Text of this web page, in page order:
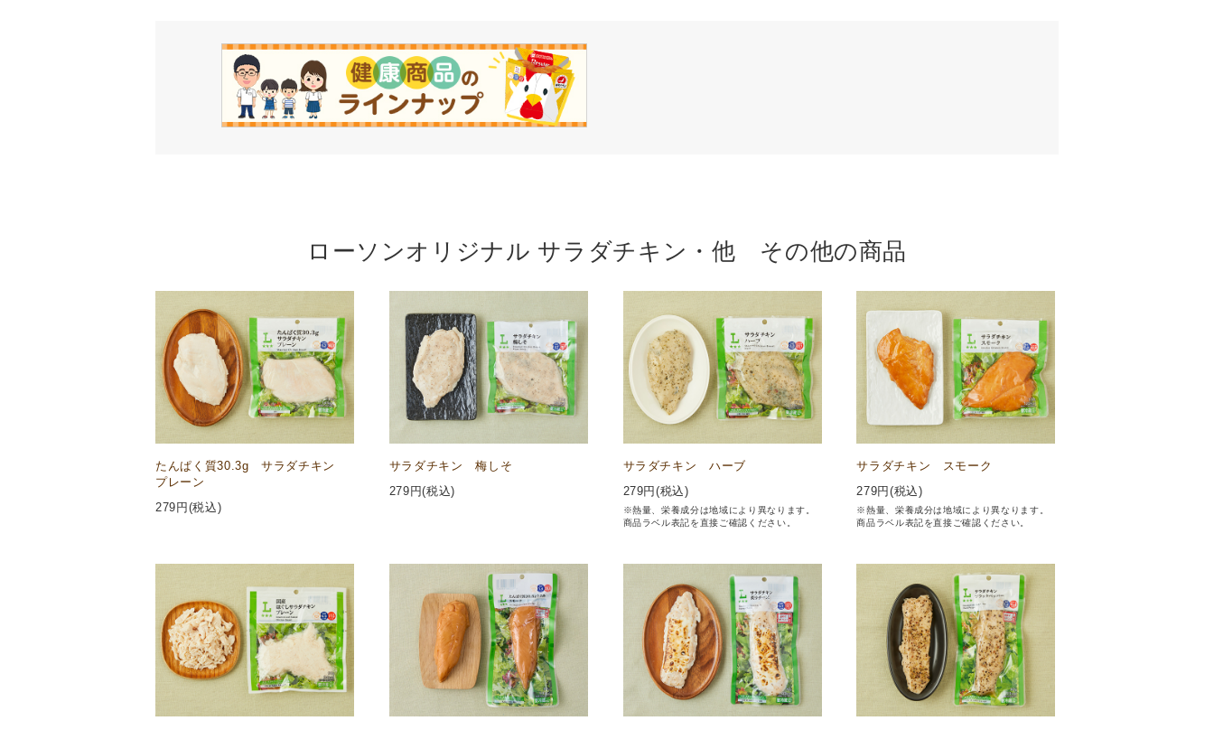
ローソンオリジナル サラダチキン・他 その他の商品
たんぱく質30.3g サラダチキン
プレーン
279 円(税込)
サラダチキン 梅しそ
279 円(税込)
サラダチキン ハーブ
279円(税込)
※熱量、栄養成分は地域により異なります。
商品ラベル表記を直接ご確認ください。
サラダチキン スモーク
279円(税込)
※熱量、栄養成分は地域により異なります。
商品ラベル表記を直接ご確認ください。